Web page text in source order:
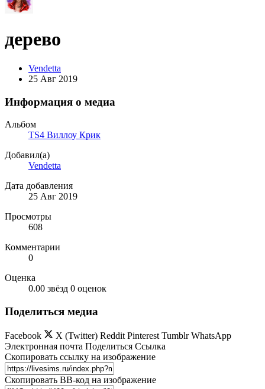
дерево
Vendetta
25 Авг 2019
Информация о медиа
Альбом
TS4 Виллоу Крик
Добавил(а)
Vendetta
Дата добавления
25 Авг 2019
Просмотры
608
Комментарии
0
Оценка
0.00 звёзд 0 оценок
Поделиться медиа
Facebook X (Twitter) Reddit Pinterest Tumblr WhatsApp
Электронная почта Поделиться Ссылка
Скопировать ссылку на изображение
Скопировать BB-код на изображение